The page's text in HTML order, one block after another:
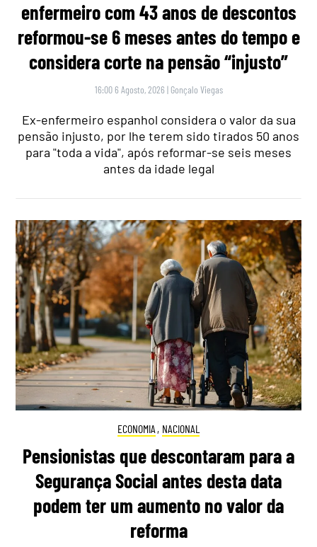
enfermeiro com 43 anos de descontos
reformou-se 6 meses antes do tempo e
considera corte na pensão “injusto”
16:00 6 Agosto, 2026 | Gonçalo Viegas
Ex-enfermeiro espanhol considera o valor da sua
pensão injusto, por lhe terem sido tirados 50 anos
para "toda a vida", após reformar-se seis meses
antes da idade legal
ECONOMIA , NACIONAL
Pensionistas que descontaram para a
Segurança Social antes desta data
podem ter um aumento no valor da
reforma